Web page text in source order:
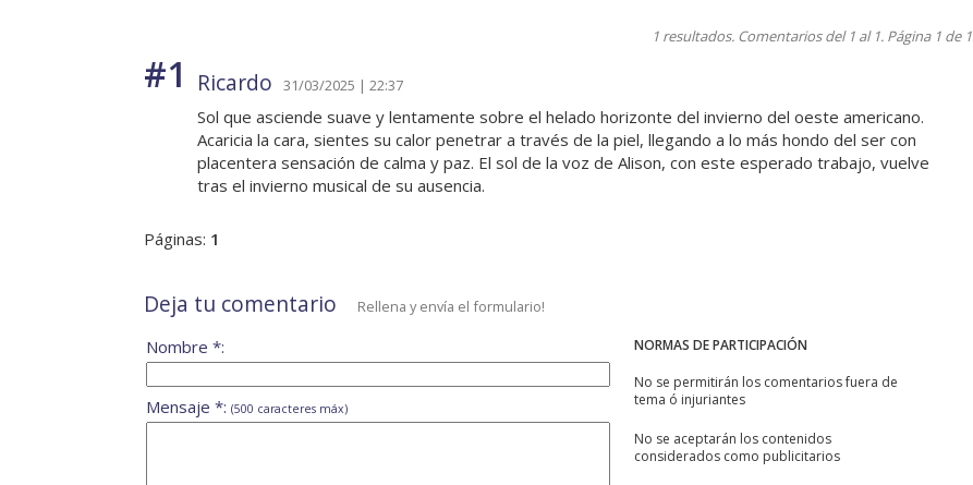
1 resultados. Comentarios del 1 al 1. Página 1 de 1
#1 Ricardo 31/03/2025 | 22:37
Sol que asciende suave y lentamente sobre el helado horizonte del invierno del oeste americano.
Acaricia la cara, sientes su calor penetrar a través de la piel, llegando a lo más hondo del ser con
placentera sensación de calma y paz. El sol de la voz de Alison, con este esperado trabajo, vuelve
tras el invierno musical de su ausencia.
Páginas: 1
Deja tu comentario Rellena y envía el formulario!
NORMAS DE PARTICIPACIÓN
No se permitirán los comentarios fuera de
tema ó injuriantes
No se aceptarán los contenidos
considerados como publicitarios
Nombre *:
Mensaje *: (500 caracteres máx)